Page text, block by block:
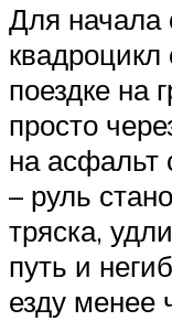
Для начала
квадроцикл
поездке на
просто
на асфальт
– руль
тряска,
путь и
езду менее